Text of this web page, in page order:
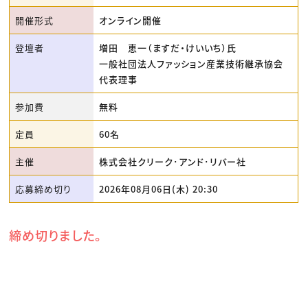
開催形式 オンライン開催
登壇者
増田 恵一（ますだ・けいいち）氏
一般社団法人ファッション産業技術継承協会
代表理事
参加費 無料
定員 60名
主催 株式会社クリーク･アンド･リバー社
応募締め切り 2026年08月06日(木) 20:30
締め切りました。